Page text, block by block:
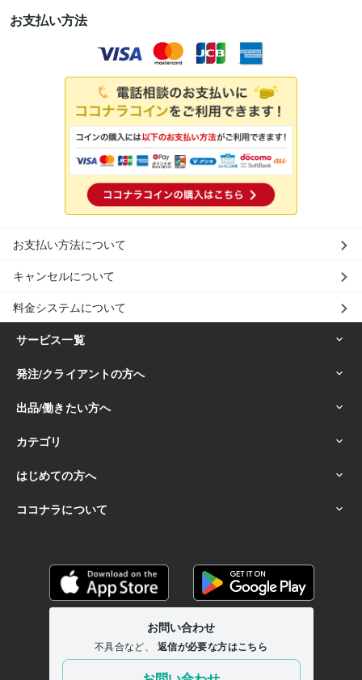
お支払い方法
お支払い方法について
キャンセルについて
料金システムについて